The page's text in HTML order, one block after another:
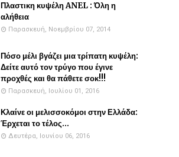
Πλαστικη κυψέλη ANEL : Όλη η
αλήθεια
Παρασκευή, Νοεμβρίου 07, 2014
Πόσο μέλι βγάζει μια τρίπατη κυψέλη:
Δείτε αυτό τον τρύγο που έγινε
προχθές και θα πάθετε σοκ!!!
Παρασκευή, Ιουλίου 01, 2016
Κλαίνε οι μελισσοκόμοι στην Ελλάδα:
Έρχεται το τέλος...
Δευτέρα, Ιουνίου 06, 2016